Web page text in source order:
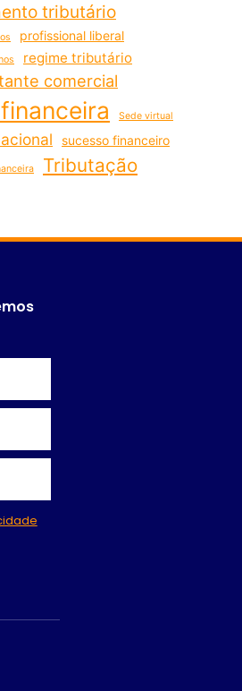
tributário
profissional liberal
regime tributário
comercial
Sede virtual
sucesso financeiro
Tributação